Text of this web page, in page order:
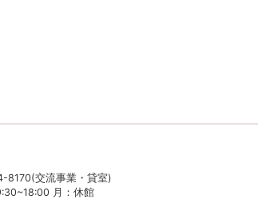
交流事業・貸室)
月：休館